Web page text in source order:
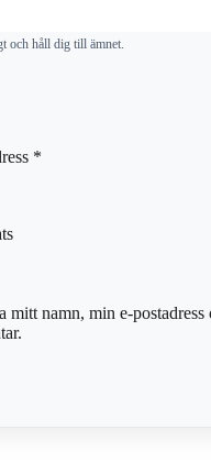
och håll dig till ämnet.
*
mitt namn, min e-